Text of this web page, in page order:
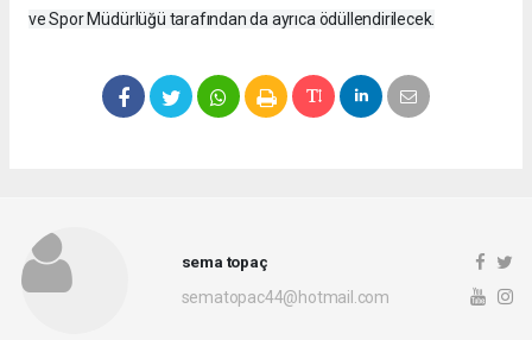
ve Spor Müdürlüğü tarafından da ayrıca ödüllendirilecek.
sema topaç
sematopac44@hotmail.com